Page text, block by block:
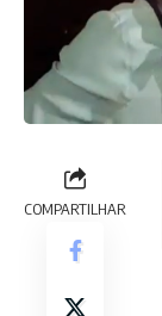
COMPARTILHAR